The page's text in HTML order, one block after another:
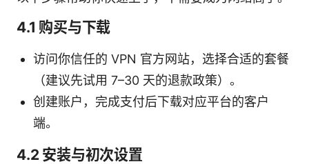
4.1 购买与下载
访问你信任的 VPN 官方网站，选择合适的套餐
（建议先试用 7–30 天的退款政策）。
创建账户，完成支付后下载对应平台的客户
端。
4.2 安装与初次设置